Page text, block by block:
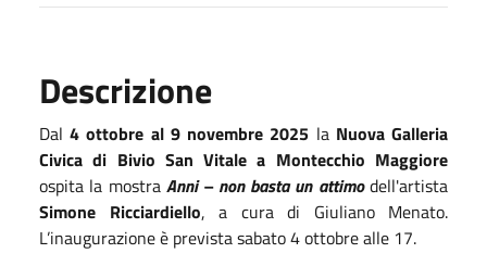
Descrizione
Dal 4 ottobre al 9 novembre 2025 la Nuova Galleria
Civica di Bivio San Vitale a Montecchio Maggiore
ospita la mostra Anni – non basta un attimodell'artista
Simone Ricciardiello, a cura di Giuliano Menato.
L’inaugurazione è prevista sabato 4 ottobre alle 17.